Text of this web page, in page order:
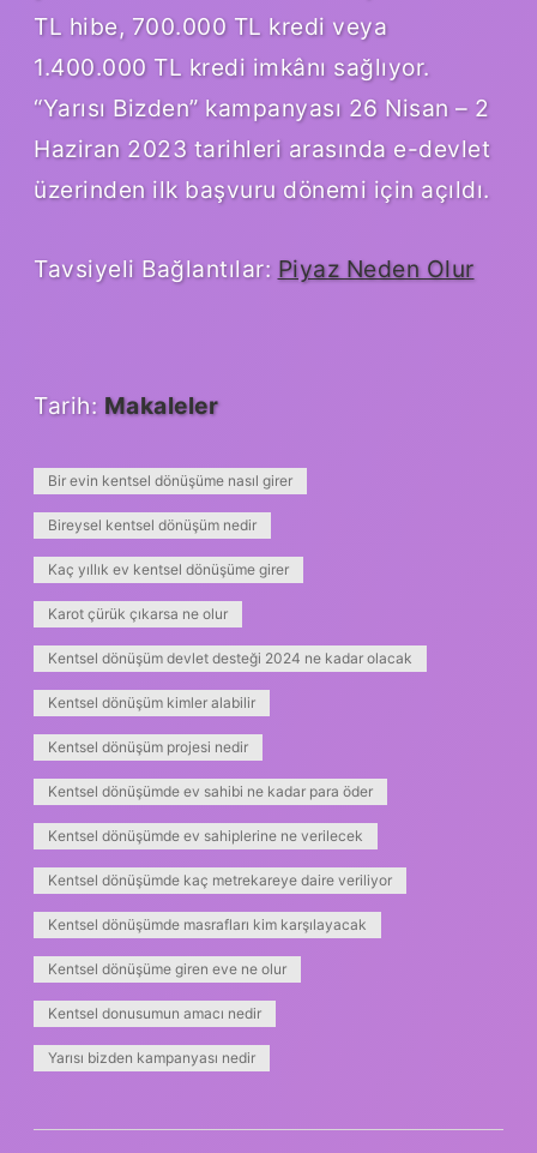
TL hibe, 700.000 TL kredi veya
1.400.000 TL kredi imkânı sağlıyor.
“Yarısı Bizden” kampanyası 26 Nisan – 2
Haziran 2023 tarihleri ​​arasında e-devlet
üzerinden ilk başvuru dönemi için açıldı.
Tavsiyeli Bağlantılar: Piyaz Neden Olur
Tarih: Makaleler
Bir evin kentsel dönüşüme nasıl girer
Bireysel kentsel dönüşüm nedir
Kaç yıllık ev kentsel dönüşüme girer
Karot çürük çıkarsa ne olur
Kentsel dönüşüm devlet desteği 2024 ne kadar olacak
Kentsel dönüşüm kimler alabilir
Kentsel dönüşüm projesi nedir
Kentsel dönüşümde ev sahibi ne kadar para öder
Kentsel dönüşümde ev sahiplerine ne verilecek
Kentsel dönüşümde kaç metrekareye daire veriliyor
Kentsel dönüşümde masrafları kim karşılayacak
Kentsel dönüşüme giren eve ne olur
Kentsel donusumun amacı nedir
Yarısı bizden kampanyası nedir